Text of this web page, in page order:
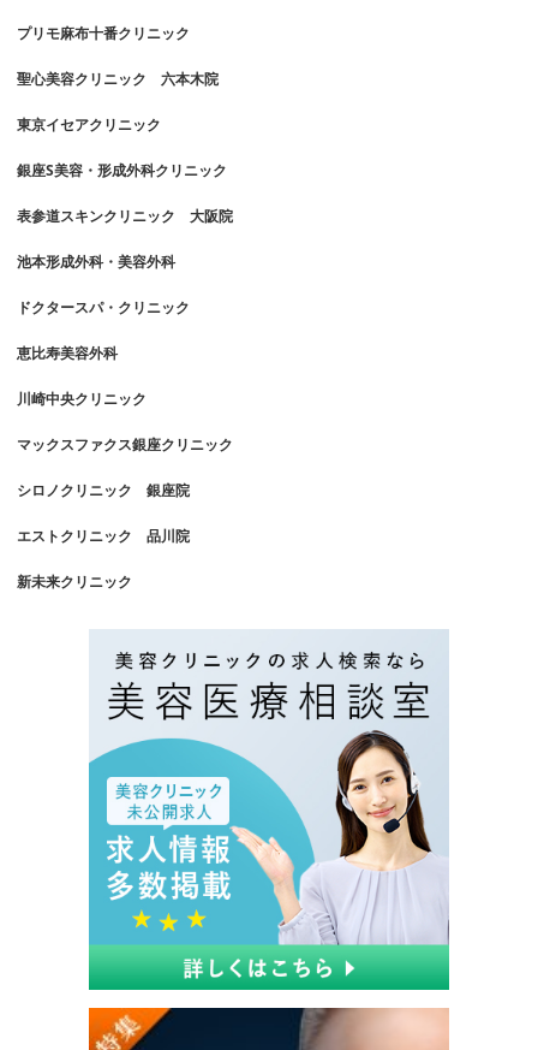
プリモ麻布十番クリニック
聖心美容クリニック 六本木院
東京イセアクリニック
銀座S美容・形成外科クリニック
表参道スキンクリニック 大阪院
池本形成外科・美容外科
ドクタースパ・クリニック
恵比寿美容外科
川崎中央クリニック
マックスファクス銀座クリニック
シロノクリニック 銀座院
エストクリニック 品川院
新未来クリニック